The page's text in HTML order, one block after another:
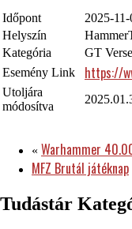
Időpont
2025-11-
Helyszín
Kategória
GT
Esemény Link
https://
Utoljára
módosítva
« Warhammer
MFZ Brutál játéknap
Tudástár